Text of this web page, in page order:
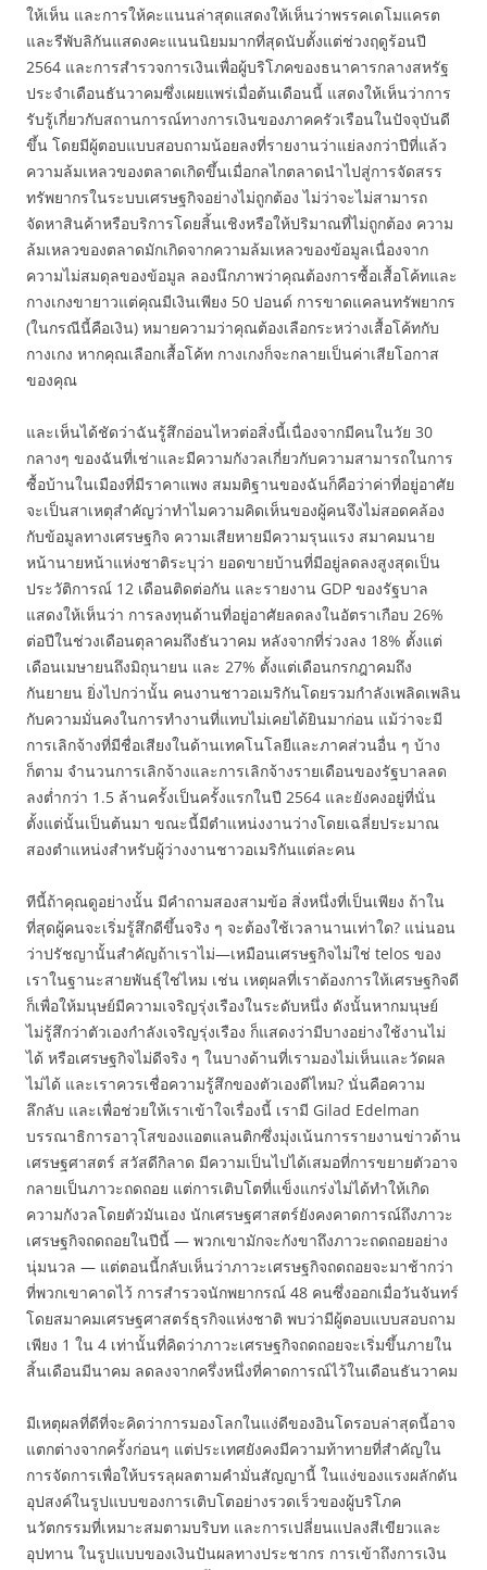
ให้เห็น และการให้คะแนนล่าสุดแสดงให้เห็นว่าพรรคเดโมแครต
และรีพับลิกันแสดงคะแนนนิยมมากที่สุดนับตั้งแต่ช่วงฤดูร้อนปี
2564 และการสำรวจการเงินเพื่อผู้บริโภคของธนาคารกลางสหรัฐ
ประจำเดือนธันวาคมซึ่งเผยแพร่เมื่อต้นเดือนนี้ แสดงให้เห็นว่าการ
รับรู้เกี่ยวกับสถานการณ์ทางการเงินของภาคครัวเรือนในปัจจุบันดี
ขึ้น โดยมีผู้ตอบแบบสอบถามน้อยลงที่รายงานว่าแย่ลงกว่าปีที่แล้ว
ความล้มเหลวของตลาดเกิดขึ้นเมื่อกลไกตลาดนำไปสู่การจัดสรร
ทรัพยากรในระบบเศรษฐกิจอย่างไม่ถูกต้อง ไม่ว่าจะไม่สามารถ
จัดหาสินค้าหรือบริการโดยสิ้นเชิงหรือให้ปริมาณที่ไม่ถูกต้อง ความ
ล้มเหลวของตลาดมักเกิดจากความล้มเหลวของข้อมูลเนื่องจาก
ความไม่สมดุลของข้อมูล ลองนึกภาพว่าคุณต้องการซื้อเสื้อโค้ทและ
กางเกงขายาวแต่คุณมีเงินเพียง 50 ปอนด์ การขาดแคลนทรัพยากร
(ในกรณีนี้คือเงิน) หมายความว่าคุณต้องเลือกระหว่างเสื้อโค้ทกับ
กางเกง หากคุณเลือกเสื้อโค้ท กางเกงก็จะกลายเป็นค่าเสียโอกาส
ของคุณ
และเห็นได้ชัดว่าฉันรู้สึกอ่อนไหวต่อสิ่งนี้เนื่องจากมีคนในวัย 30
กลางๆ ของฉันที่เช่าและมีความกังวลเกี่ยวกับความสามารถในการ
ซื้อบ้านในเมืองที่มีราคาแพง สมมติฐานของฉันก็คือว่าค่าที่อยู่อาศัย
จะเป็นสาเหตุสำคัญว่าทำไมความคิดเห็นของผู้คนจึงไม่สอดคล้อง
กับข้อมูลทางเศรษฐกิจ ความเสียหายมีความรุนแรง สมาคมนาย
หน้านายหน้าแห่งชาติระบุว่า ยอดขายบ้านที่มีอยู่ลดลงสูงสุดเป็น
ประวัติการณ์ 12 เดือนติดต่อกัน และรายงาน GDP ของรัฐบาล
แสดงให้เห็นว่า การลงทุนด้านที่อยู่อาศัยลดลงในอัตราเกือบ 26%
ต่อปีในช่วงเดือนตุลาคมถึงธันวาคม หลังจากที่ร่วงลง 18% ตั้งแต่
เดือนเมษายนถึงมิถุนายน และ 27% ตั้งแต่เดือนกรกฎาคมถึง
กันยายน ยิ่งไปกว่านั้น คนงานชาวอเมริกันโดยรวมกำลังเพลิดเพลิน
กับความมั่นคงในการทำงานที่แทบไม่เคยได้ยินมาก่อน แม้ว่าจะมี
การเลิกจ้างที่มีชื่อเสียงในด้านเทคโนโลยีและภาคส่วนอื่น ๆ บ้าง
ก็ตาม จำนวนการเลิกจ้างและการเลิกจ้างรายเดือนของรัฐบาลลด
ลงต่ำกว่า 1.5 ล้านครั้งเป็นครั้งแรกในปี 2564 และยังคงอยู่ที่นั่น
ตั้งแต่นั้นเป็นต้นมา ขณะนี้มีตำแหน่งงานว่างโดยเฉลี่ยประมาณ
สองตำแหน่งสำหรับผู้ว่างงานชาวอเมริกันแต่ละคน
ทีนี้ถ้าคุณดูอย่างนั้น มีคำถามสองสามข้อ สิ่งหนึ่งที่เป็นเพียง ถ้าใน
ที่สุดผู้คนจะเริ่มรู้สึกดีขึ้นจริง ๆ จะต้องใช้เวลานานเท่าใด? แน่นอน
ว่าปรัชญานั้นสำคัญถ้าเราไม่—เหมือนเศรษฐกิจไม่ใช่ telos ของ
เราในฐานะสายพันธุ์ใช่ไหม เช่น เหตุผลที่เราต้องการให้เศรษฐกิจดี
ก็เพื่อให้มนุษย์มีความเจริญรุ่งเรืองในระดับหนึ่ง ดังนั้นหากมนุษย์
ไม่รู้สึกว่าตัวเองกำลังเจริญรุ่งเรือง ก็แสดงว่ามีบางอย่างใช้งานไม่
ได้ หรือเศรษฐกิจไม่ดีจริง ๆ ในบางด้านที่เรามองไม่เห็นและวัดผล
ไม่ได้ และเราควรเชื่อความรู้สึกของตัวเองดีไหม? นั่นคือความ
ลึกลับ และเพื่อช่วยให้เราเข้าใจเรื่องนี้ เรามี Gilad Edelman
บรรณาธิการอาวุโสของแอตแลนติกซึ่งมุ่งเน้นการรายงานข่าวด้าน
เศรษฐศาสตร์ สวัสดีกิลาด มีความเป็นไปได้เสมอที่การขยายตัวอาจ
กลายเป็นภาวะถดถอย แต่การเติบโตที่แข็งแกร่งไม่ได้ทำให้เกิด
ความกังวลโดยตัวมันเอง นักเศรษฐศาสตร์ยังคงคาดการณ์ถึงภาวะ
เศรษฐกิจถดถอยในปีนี้ — พวกเขามักจะกังขาถึงภาวะถดถอยอย่าง
นุ่มนวล — แต่ตอนนี้กลับเห็นว่าภาวะเศรษฐกิจถดถอยจะมาช้ากว่า
ที่พวกเขาคาดไว้ การสำรวจนักพยากรณ์ 48 คนซึ่งออกเมื่อวันจันทร์
โดยสมาคมเศรษฐศาสตร์ธุรกิจแห่งชาติ พบว่ามีผู้ตอบแบบสอบถาม
เพียง 1 ใน 4 เท่านั้นที่คิดว่าภาวะเศรษฐกิจถดถอยจะเริ่มขึ้นภายใน
สิ้นเดือนมีนาคม ลดลงจากครึ่งหนึ่งที่คาดการณ์ไว้ในเดือนธันวาคม
มีเหตุผลที่ดีที่จะคิดว่าการมองโลกในแง่ดีของอินโดรอบล่าสุดนี้อาจ
แตกต่างจากครั้งก่อนๆ แต่ประเทศยังคงมีความท้าทายที่สำคัญใน
การจัดการเพื่อให้บรรลุผลตามคำมั่นสัญญานี้ ในแง่ของแรงผลักดัน
อุปสงค์ในรูปแบบของการเติบโตอย่างรวดเร็วของผู้บริโภค
นวัตกรรมที่เหมาะสมตามบริบท และการเปลี่ยนแปลงสีเขียวและ
อุปทาน ในรูปแบบของเงินปันผลทางประชากร การเข้าถึงการเงิน